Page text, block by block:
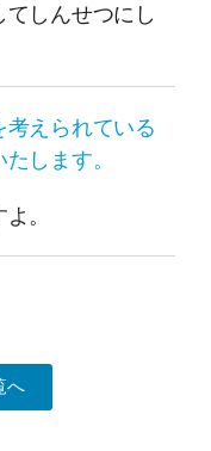
しんせつにし
考えられている
します。
。
へ